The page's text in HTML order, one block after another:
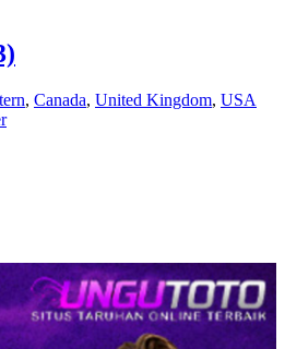
, Canada, United Kingdom, USA